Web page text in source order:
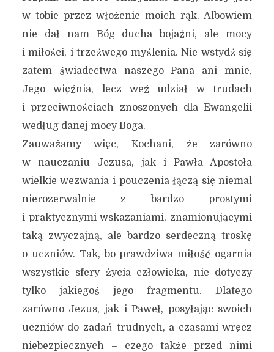
w tobie przez włożenie moich rąk. Albowiem
nie dał nam Bóg ducha bojaźni, ale mocy
i miłości, i trzeźwego myślenia. Nie wstydź się
zatem świadectwa naszego Pana ani mnie,
Jego więźnia, lecz weź udział w trudach
i przeciwnościach znoszonych dla Ewangelii
według danej mocy Boga.
Zauważamy więc, Kochani, że zarówno
w nauczaniu Jezusa, jak i Pawła Apostoła
wielkie wezwania i pouczenia łączą się niemal
nierozerwalnie z bardzo prostymi
i praktycznymi wskazaniami, znamionującymi
taką zwyczajną, ale bardzo serdeczną troskę
o uczniów. Tak, bo prawdziwa miłość ogarnia
wszystkie sfery życia człowieka, nie dotyczy
tylko jakiegoś jego fragmentu. Dlatego
zarówno Jezus, jak i Paweł, posyłając swoich
uczniów do zadań trudnych, a czasami wręcz
niebezpiecznych – czego także przed nimi